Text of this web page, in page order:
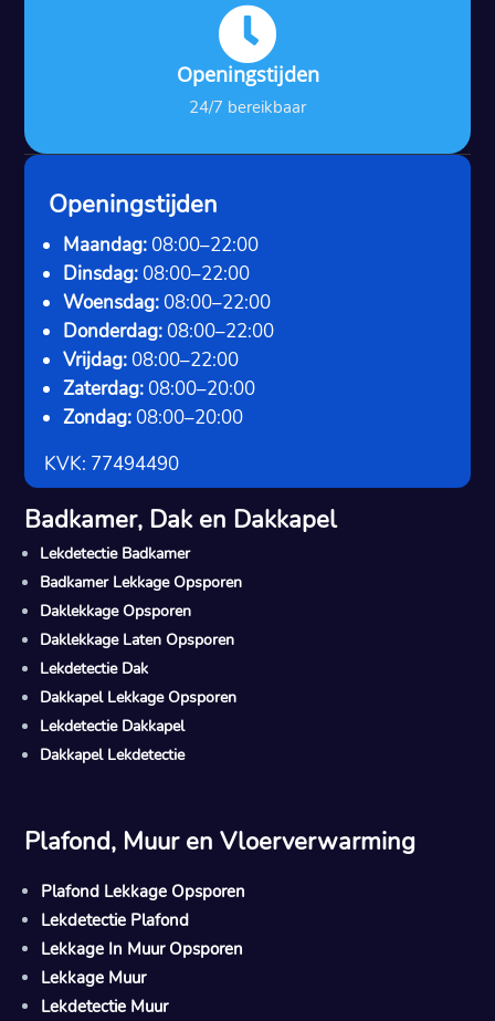

Openingstijden
24/7 bereikbaar
Openingstijden
Maandag: 08:00–22:00
Dinsdag: 08:00–22:00
Woensdag: 08:00–22:00
Donderdag: 08:00–22:00
Vrijdag: 08:00–22:00
Zaterdag: 08:00–20:00
Zondag: 08:00–20:00
KVK: 77494490
Badkamer, Dak en Dakkapel
Lekdetectie Badkamer
Badkamer Lekkage Opsporen
Daklekkage Opsporen
Daklekkage Laten Opsporen
Lekdetectie Dak
Dakkapel Lekkage Opsporen
Lekdetectie Dakkapel
Dakkapel Lekdetectie
Plafond, Muur en Vloerverwarming
Plafond Lekkage Opsporen
Lekdetectie Plafond
Lekkage In Muur Opsporen
Lekkage Muur
Lekdetectie Muur